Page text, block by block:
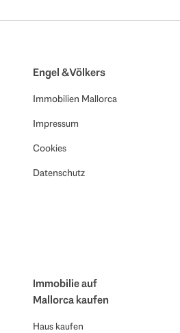
Engel & Völkers
Immobilien Mallorca
Impressum
Cookies
Datenschutz
Immobilie auf
Mallorca kaufen
Haus kaufen